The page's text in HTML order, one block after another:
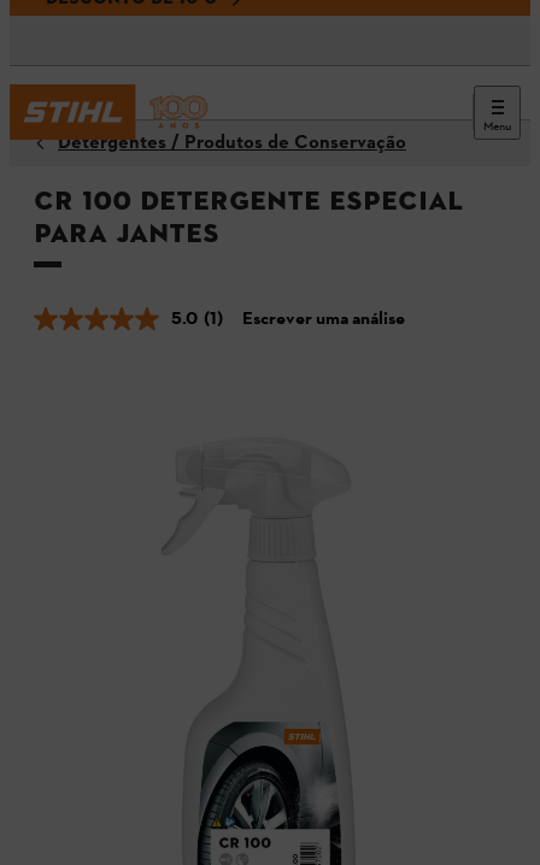
Menu
Detergentes / Produtos de Conservação
CR 100 Detergente especial
para jantes
5.0 (1) Escrever uma análise